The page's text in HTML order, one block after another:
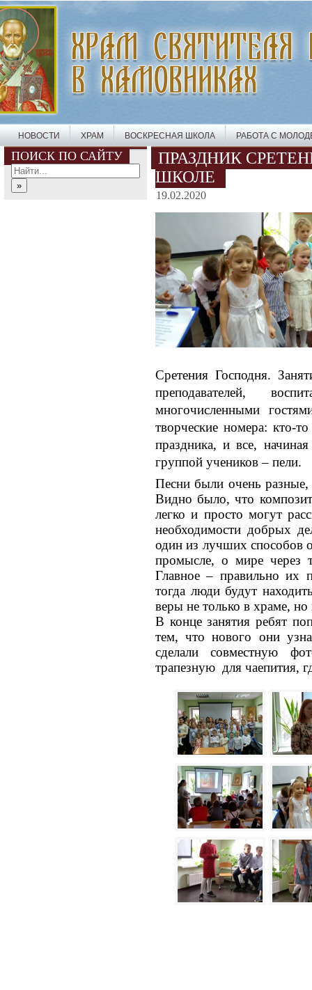
НОВОСТИ ХРАМ ВОСКРЕСНАЯ ШКОЛА РАБОТА С
ПОИСК ПО САЙТУ
ПРАЗДНИК
ШКОЛЕ
19.02.2020
Сретения Господня.
преподавателей,
многочисленными
творческие номера: кто-
праздника, и все,
группой учеников – пели.
Песни были очень
Видно было, что
легко и просто могут
необходимости добрых
один из лучших способов
промысле, о мире через
Главное – правильно их
тогда люди будут
веры не только в храме,
В конце занятия ребят
тем, что нового они
сделали совместную
трапезную для чаепития,